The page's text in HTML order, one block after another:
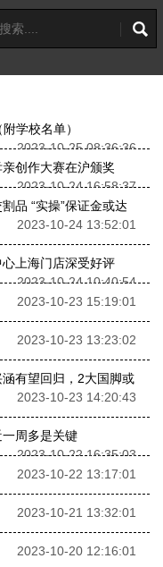
学校名单）
2023-10-25 08:36:36
创作大赛在沪颁奖
2023-10-24 16:58:37
品 “实操”保证金或达
2023-10-24 13:52:01
上海门店深受好评
2023-10-24 10:40:54
2023-10-23 15:19:01
2023-10-23 13:23:02
有望回归，2大国脚或
2023-10-23 14:20:43
周多是关键
2023-10-22 16:35:03
2023-10-22 13:17:01
2023-10-21 13:32:01
2023-10-20 12:16:01